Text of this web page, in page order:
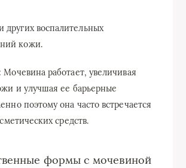
других воспалительных
кожи.
работает, увеличивая
и улучшая ее барьерные
поэтому она часто встречается
средств.
формы с мочевиной